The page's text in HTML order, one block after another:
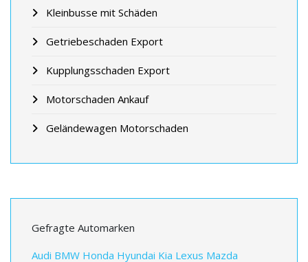
Kleinbusse mit Schäden
Getriebeschaden Export
Kupplungsschaden Export
Motorschaden Ankauf
Geländewagen Motorschaden
Gefragte Automarken
Audi BMW Honda Hyundai Kia Lexus Mazda